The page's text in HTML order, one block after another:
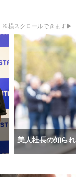
※横スクロールできます▶
美人社長の知ら